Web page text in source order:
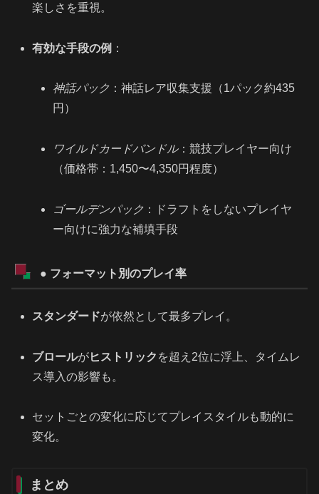
楽しさを重視。
有効な手段の例 ：
神話パック ：神話レア収集支援（1パック約435
円）
ワイルドカードバンドル：競技プレイヤー向け
（価格帯：1,450〜4,350円程度）
ゴールデンパック ：ドラフトをしないプレイヤ
ー向けに強力な補填手段
● フォーマット別のプレイ率
スタンダードが依然として最多プレイ。
ブロールがヒストリック を超え2位に浮上、タイムレ
ス導入の影響も。
セットごとの変化に応じてプレイスタイルも動的に
変化。
まとめ